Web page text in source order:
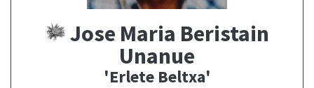
Jose Maria Beristain
Unanue
'Erlete Beltxa'